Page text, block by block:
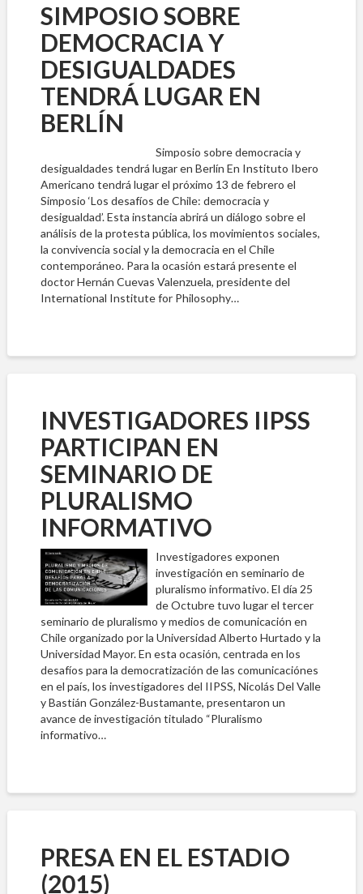
SIMPOSIO SOBRE
DEMOCRACIA Y
DESIGUALDADES
TENDRÁ LUGAR EN
BERLÍN
Simposio sobre democracia y
desigualdades tendrá lugar en Berlín En Instituto Ibero
Americano tendrá lugar el próximo 13 de febrero el
Simposio ‘Los desafíos de Chile: democracia y
desigualdad’. Esta instancia abrirá un diálogo sobre el
análisis de la protesta pública, los movimientos sociales,
la convivencia social y la democracia en el Chile
contemporáneo. Para la ocasión estará presente el
doctor Hernán Cuevas Valenzuela, presidente del
International Institute for Philosophy…
INVESTIGADORES IIPSS
PARTICIPAN EN
SEMINARIO DE
PLURALISMO
INFORMATIVO
Investigadores exponen
investigación en seminario de
pluralismo informativo. El día 25
de Octubre tuvo lugar el tercer
seminario de pluralismo y medios de comunicación en
Chile organizado por la Universidad Alberto Hurtado y la
Universidad Mayor. En esta ocasión, centrada en los
desafíos para la democratización de las comunicaciónes
en el país, los investigadores del IIPSS, Nicolás Del Valle
y Bastián González-Bustamante, presentaron un
avance de investigación titulado “Pluralismo
informativo…
PRESA EN EL ESTADIO
(2015)